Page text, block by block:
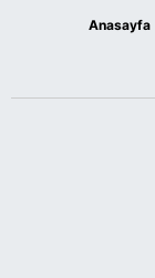
Anasayfa